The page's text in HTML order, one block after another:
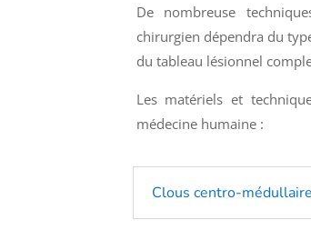
De nombreuse
chirurgien dépendra du
du tableau lésionnel
Les matériels et
médecine humaine :
Clous centro-